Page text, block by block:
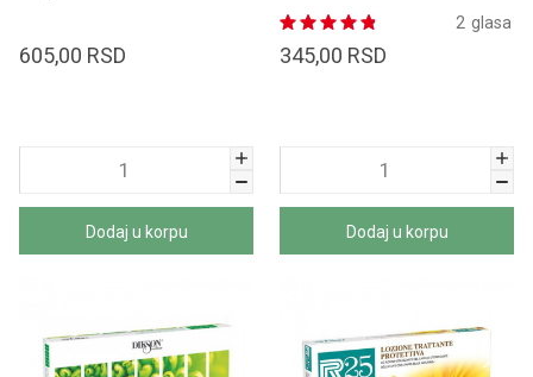
605,00 RSD
Dodaj u korpu
glasa
2
345,00 RSD
Dodaj u korpu